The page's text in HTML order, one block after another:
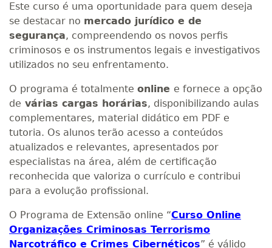
Este curso é uma oportunidade para quem deseja
se destacar no mercado jurídico e de
segurança, compreendendo os novos perfis
criminosos e os instrumentos legais e investigativos
utilizados no seu enfrentamento.
O programa é totalmente online e fornece a opção
de várias cargas horárias, disponibilizando aulas
complementares, material didático em PDF e
tutoria. Os alunos terão acesso a conteúdos
atualizados e relevantes, apresentados por
especialistas na área, além de certificação
reconhecida que valoriza o currículo e contribui
para a evolução profissional.
O Programa de Extensão online “Curso Online
Organizações Criminosas Terrorismo
Narcotráfico e Crimes Cibernéticos” é válido